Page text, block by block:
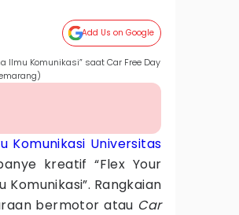
Add Us on Google
Ilmu Komunikasi” saat Car Free Day
Komunikasi Universitas
kreatif “Flex Your
Komunikasi”. Rangkaian
bermotor atau Car